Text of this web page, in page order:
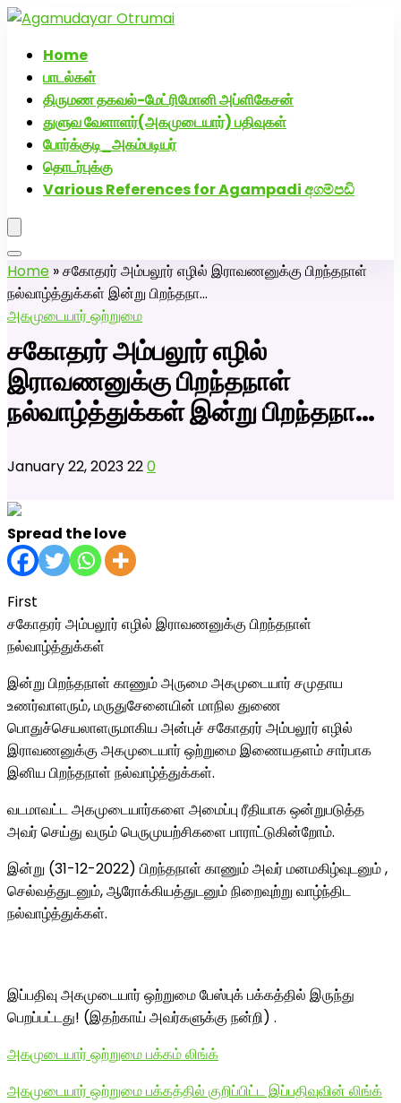
Home
பாடல்கள்
திருமண தகவல்-மேட்ரிமோனி அப்ளிகேசன்
துளுவ வேளாளர்(அகமுடையார்) பதிவுகள்
போர்க்குடி_அகம்படியர்
தொடர்புக்கு
Various References for Agampadi අගම්පඩි
Home »சகோதரர் அம்பலூர் எழில் இராவணனுக்கு பிறந்தநாள்
நல்வாழ்த்துக்கள் இன்று பிறந்தநா…
அகமுடையார் ஒற்றுமை
சகோதரர் அம்பலூர் எழில்
இராவணனுக்கு பிறந்தநாள்
நல்வாழ்த்துக்கள் இன்று பிறந்தநா…
January 22, 2023220
Spread the love
First
சகோதரர் அம்பலூர் எழில் இராவணனுக்கு பிறந்தநாள்
நல்வாழ்த்துக்கள்
இன்று பிறந்தநாள் காணும் அருமை அகமுடையார் சமுதாய
உணர்வாளரும், மருதுசேனையின் மாநில துணை
பொதுச்செயலாளருமாகிய அன்புச் சகோதரர் அம்பலூர் எழில்
இராவணனுக்கு அகமுடையார் ஒற்றுமை இணையதளம் சார்பாக
இனிய பிறந்தநாள் நல்வாழ்த்துக்கள்.
வடமாவட்ட அகமுடையார்களை அமைப்பு ரீதியாக ஒன்றுபடுத்த
அவர் செய்து வரும் பெருமுயற்சிகளை பாராட்டுகின்றோம்.
இன்று (31-12-2022) பிறந்தநாள் காணும் அவர் மனமகிழ்வுடனும் ,
செல்வத்துடனும், ஆரோக்கியத்துடனும் நிறைவுற்று வாழ்ந்திட
நல்வாழ்த்துக்கள்.
இப்பதிவு அகமுடையார் ஒற்றுமை பேஸ்புக் பக்கத்தில் இருந்து
பெறப்பட்டது! (இதற்காய் அவர்களுக்கு நன்றி) .
அகமுடையார் ஒற்றுமை பக்கம் லிங்க்
அகமுடையார் ஒற்றுமை பக்கத்தில் குறிப்பிட்ட இப்பதிவுவின் லிங்க்
அகமுடையார் திருமண வரன்களுக்கு அகமுடையார்மேட்ரி-